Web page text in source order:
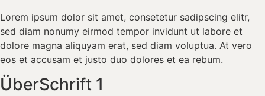
Lorem ipsum dolor sit amet, consetetur sadipscing elitr,
sed diam nonumy eirmod tempor invidunt ut labore et
dolore magna aliquyam erat, sed diam voluptua. At vero
eos et accusam et justo duo dolores et ea rebum.
ÜberSchrift 1